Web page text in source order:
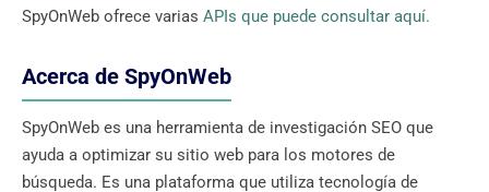
SpyOnWeb ofrece varias APIs que puede consultar aquí.
Acerca de SpyOnWeb
SpyOnWeb es una herramienta de investigación SEO que
ayuda a optimizar su sitio web para los motores de
búsqueda. Es una plataforma que utiliza tecnología de